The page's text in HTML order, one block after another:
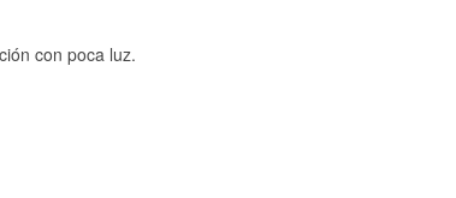
con poca luz.